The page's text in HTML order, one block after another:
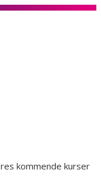
kommende kurser